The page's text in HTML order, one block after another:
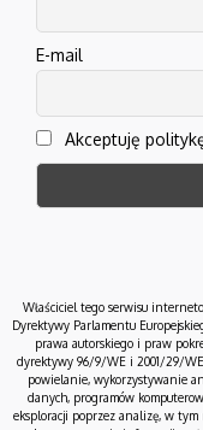
E-mail
Akceptuję
Właściciel tego serwisu
Dyrektywy Parlamentu
prawa autorskiego i praw
dyrektywy 96/9/WE i 2001/29/WE
powielanie, wykorzystywanie
danych, programów
eksploracji poprzez analizę, w tym